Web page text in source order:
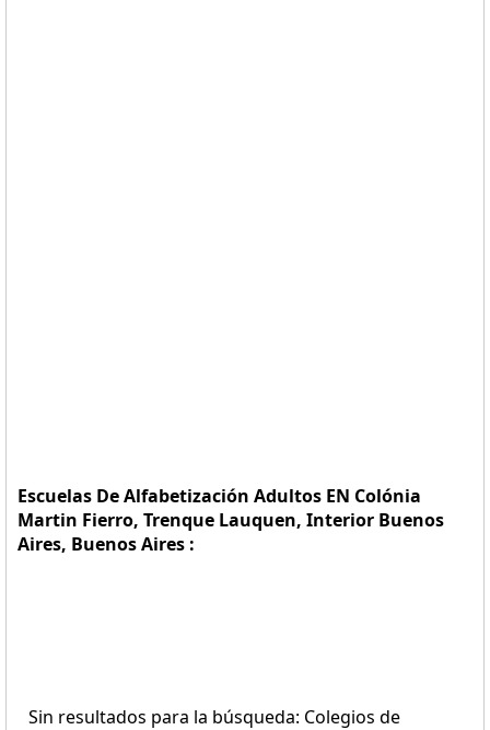
Escuelas De Alfabetización Adultos EN Colónia
Martin Fierro, Trenque Lauquen, Interior Buenos
Aires, Buenos Aires :
Sin resultados para la búsqueda: Colegios de